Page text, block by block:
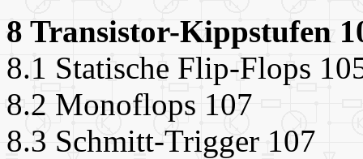
8 Transistor-Kippstufen
8.1 Statische Flip-Flops
8.2 Monoflops 107
8.3 Schmitt-Trigger 107